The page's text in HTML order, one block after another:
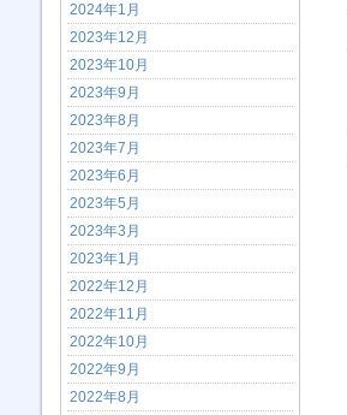
2024年1月
2023年12月
2023年10月
2023年9月
2023年8月
2023年7月
2023年6月
2023年5月
2023年3月
2023年1月
2022年12月
2022年11月
2022年10月
2022年9月
2022年8月